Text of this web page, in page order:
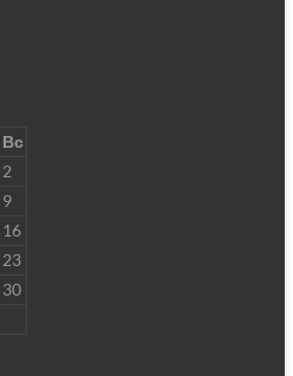
Вс
2
9
16
23
30